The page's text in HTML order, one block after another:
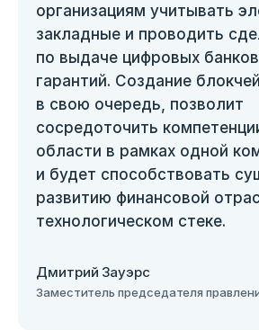
организациям учитывать
закладные и проводить
по выдаче цифровых
гарантий. Создание
в свою очередь, позволит
сосредоточить
области в рамках одной
и будет способствовать
развитию финансовой
технологическом стеке.
Дмитрий Зауэрс
Заместитель председателя